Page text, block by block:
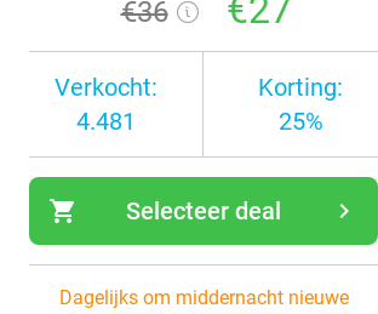
€36 €27
Verkocht:
4.481
Korting:
25%
shopping_cart navigate_next
Selecteer deal
Dagelijks om middernacht nieuwe